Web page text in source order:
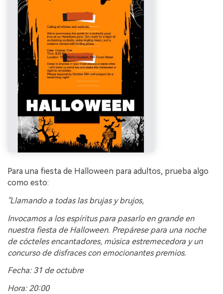
Para una fiesta de Halloween para adultos, prueba algo
como esto:
"Llamando a todas las brujas y brujos,
Invocamos a los espíritus para pasarlo en grande en
nuestra fiesta de Halloween. Prepárese para una noche
de cócteles encantadores, música estremecedora y un
concurso de disfraces con emocionantes premios.
Fecha: 31 de octubre
Hora: 20:00